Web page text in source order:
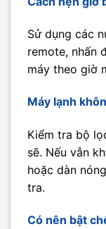
Sử dụng các
remote, nhấn
máy theo giờ
Máy lạnh
Kiểm tra bộ
sẽ. Nếu vẫn
hoặc dàn
tra.
Có nên bật